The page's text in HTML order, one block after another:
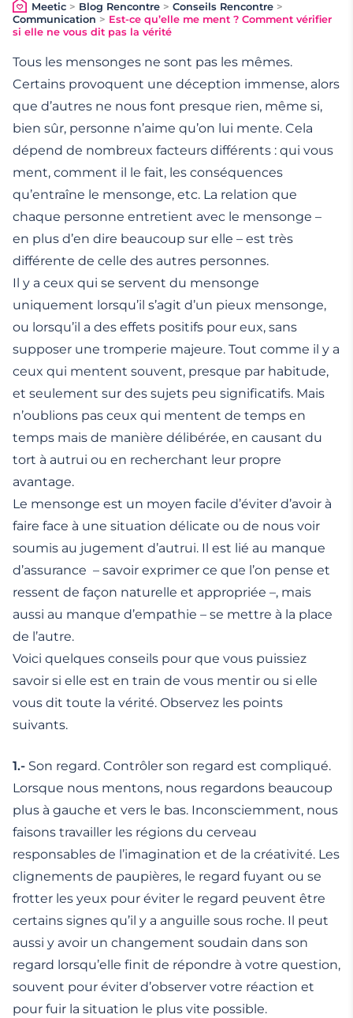
Meetic> Blog Rencontre > Conseils Rencontre >
Communication > Est-ce qu’elle me ment ? Comment vérifier
si elle ne vous dit pas la vérité
Tous les mensonges ne sont pas les mêmes.
Certains provoquent une déception immense, alors
que d’autres ne nous font presque rien, même si,
bien sûr, personne n’aime qu’on lui mente. Cela
dépend de nombreux facteurs différents : qui vous
ment, comment il le fait, les conséquences
qu’entraîne le mensonge, etc. La relation que
chaque personne entretient avec le mensonge –
en plus d’en dire beaucoup sur elle – est très
différente de celle des autres personnes.
Il y a ceux qui se servent du mensonge
uniquement lorsqu’il s’agit d’un pieux mensonge,
ou lorsqu’il a des effets positifs pour eux, sans
supposer une tromperie majeure. Tout comme il y a
ceux qui mentent souvent, presque par habitude,
et seulement sur des sujets peu significatifs. Mais
n’oublions pas ceux qui mentent de temps en
temps mais de manière délibérée, en causant du
tort à autrui ou en recherchant leur propre
avantage.
Le mensonge est un moyen facile d’éviter d’avoir à
faire face à une situation délicate ou de nous voir
soumis au jugement d’autrui. Il est lié au manque
d’assurance – savoir exprimer ce que l’on pense et
ressent de façon naturelle et appropriée –, mais
aussi au manque d’empathie – se mettre à la place
de l’autre.
Voici quelques conseils pour que vous puissiez
savoir si elle est en train de vous mentir ou si elle
vous dit toute la vérité. Observez les points
suivants.
1.- Son regard. Contrôler son regard est compliqué.
Lorsque nous mentons, nous regardons beaucoup
plus à gauche et vers le bas. Inconsciemment, nous
faisons travailler les régions du cerveau
responsables de l’imagination et de la créativité. Les
clignements de paupières, le regard fuyant ou se
frotter les yeux pour éviter le regard peuvent être
certains signes qu’il y a anguille sous roche. Il peut
aussi y avoir un changement soudain dans son
regard lorsqu’elle finit de répondre à votre question,
souvent pour éviter d’observer votre réaction et
pour fuir la situation le plus vite possible.